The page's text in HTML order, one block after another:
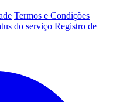
Termos e Condições
do serviço Registro de